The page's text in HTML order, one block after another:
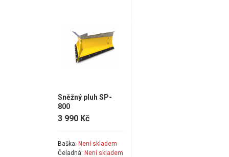
Sněžný pluh SP-
800
3 990 Kč
Baška: Není skladem
Čeladná: Není skladem